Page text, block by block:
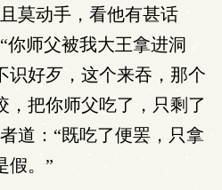
莫动手，看他有甚话
你师父被我大王拿进洞
识好歹，这个来吞，那个
，把你师父吃了，只剩了
道：“既吃了便罢，只拿
假。”